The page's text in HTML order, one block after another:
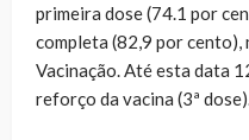
primeira dose (74.1 por
completa (82,9 por cento),
Vacinação. Até esta data
reforço da vacina (3ª